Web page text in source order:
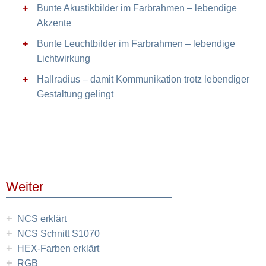
Bunte Akustikbilder im Farbrahmen – lebendige
Akzente
Bunte Leuchtbilder im Farbrahmen – lebendige
Lichtwirkung
Hallradius – damit Kommunikation trotz lebendiger
Gestaltung gelingt
Weiter
+ NCS erklärt
+ NCS Schnitt S1070
+ HEX-Farben erklärt
+ RGB